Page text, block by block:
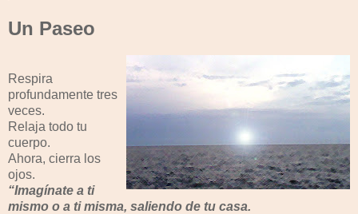
Un Paseo
Respira
profundamente tres
veces.
Relaja todo tu
cuerpo.
Ahora, cierra los
ojos.
“Imagínate a ti
mismo o a ti misma, saliendo de tu casa.